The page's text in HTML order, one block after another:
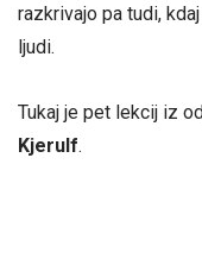
razkrivajo pa tudi,
ljudi.
Tukaj je pet lekcij iz
Kjerulf.